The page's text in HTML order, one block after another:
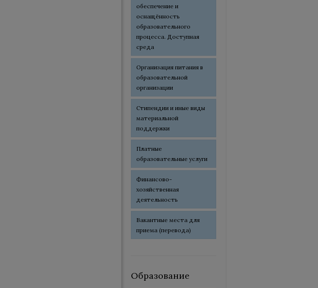
обеспечение и
оснащённость
образовательного
процесса. Доступная
среда
Организация питания в
образовательной
организации
Стипендии и иные виды
материальной
поддержки
Платные
образовательные услуги
Финансово-
хозяйственная
деятельность
Вакантные места для
приема (перевода)
Образование